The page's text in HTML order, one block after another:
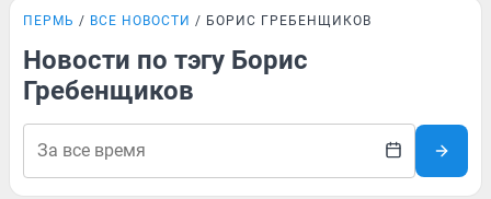
ПЕРМЬ ВСЕ НОВОСТИ БОРИС ГРЕБЕНЩИКОВ
Новости по тэгу Борис
Гребенщиков